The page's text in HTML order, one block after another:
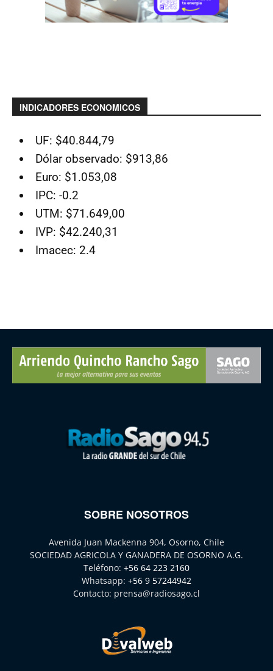
INDICADORES ECONOMICOS
UF: $40.844,79
Dólar observado: $913,86
Euro: $1.053,08
IPC: -0.2
UTM: $71.649,00
IVP: $42.240,31
Imacec: 2.4
SOBRE NOSOTROS
Avenida Juan Mackenna 904, Osorno, Chile
SOCIEDAD AGRICOLA Y GANADERA DE OSORNO A.G.
Teléfono: +56 64 223 2160
Whatsapp: +56 9 57244942
Contacto: prensa@radiosago.cl